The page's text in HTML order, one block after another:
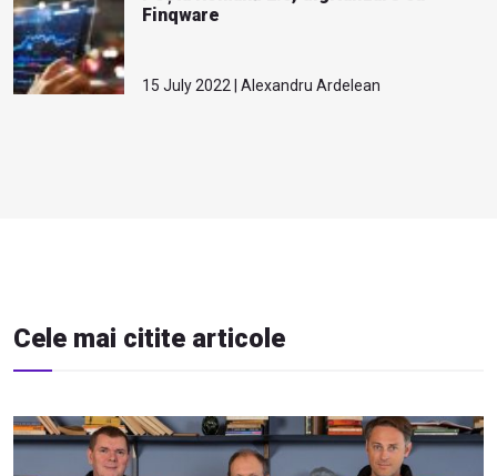
Finqware
15 July 2022 | Alexandru Ardelean
Cele mai citite articole